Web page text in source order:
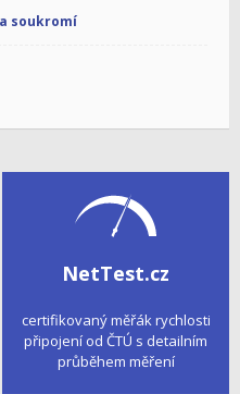
soukromí
NetTest.cz
certifikovaný měřák rychlosti
připojení od ČTÚ s detailním
průběhem měření